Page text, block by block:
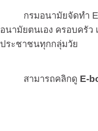
กรมอนามัยจัดทำ
อนามัยตนเอง ครอบครั
ประชาชนทุกกลุ่มวัย
สามารถคลิกดู E-